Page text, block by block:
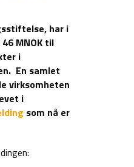
har i
MNOK til
i
En samlet
virksomheten
i
som nå er